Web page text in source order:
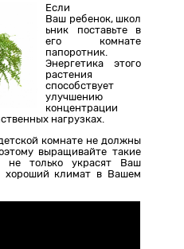
Если
Ваш ребенок, школ
ьник поставьте в
его комнате
папоротник.
Энергетика этого
растения
способствует
улучшению
концентрации
нагрузках.
комнате не должны
выращивайте такие
не только украсят Ваш
хороший климат в Вашем